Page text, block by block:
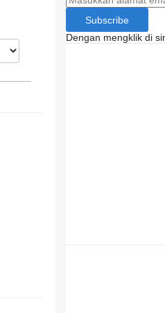
Subscribe
Dengan mengklik di